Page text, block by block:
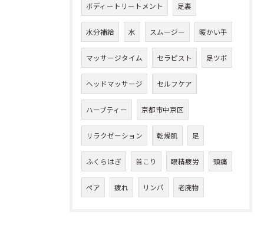
ボディートリートメント 足裏
水分補給 水 スムージー 暖かい手
マッサージタイム セラピスト 足ツボ
ヘッドマッサージ セルフケア
ハーブティー 京都市中京区
リラクゼーション 乾燥肌 足
ふくらはぎ 首こり 眼精疲労 頭痛
ペア 疲れ リンパ 老廃物